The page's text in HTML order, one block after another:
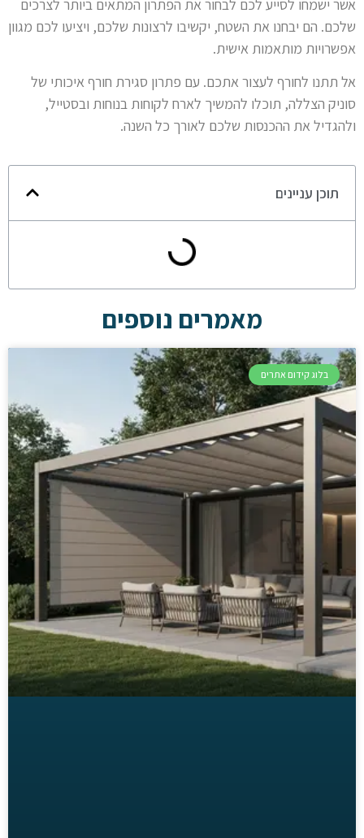
אשר ישמחו לסייע לכם לבחור את הפתרון המתאים ביותר לצרכים
שלכם. הם יבחנו את השטח, יקשיבו לרצונות שלכם, ויציעו לכם מגוון
אפשרויות מותאמות אישית.
אל תתנו לחורף לעצור אתכם. עם פתרון סגירת חורף איכותי של
סוניק הצללה, תוכלו להמשיך לארח לקוחות בנוחות ובסטייל,
ולהגדיל את ההכנסות שלכם לאורך כל השנה.
תוכן עניינים
מאמרים נוספים
בלוג קידום אתרים